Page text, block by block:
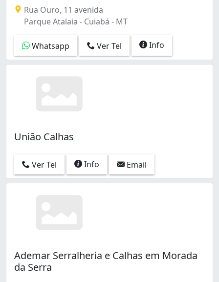
Rua Ouro, 11 avenida
Parque Atalaia - Cuiabá - MT
Whatsapp Ver Tel Info
União Calhas
Ver Tel Info Email
Ademar Serralheria e Calhas em Morada
da Serra